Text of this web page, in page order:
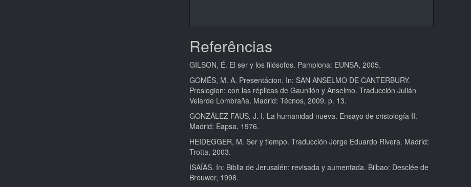
Referências
GILSON, É. El ser y los filósofos. Pamplona: EUNSA, 2005.
GOMÉS, M. A. Presentácion. In: SAN ANSELMO DE CANTERBURY.
Proslogion: con las réplicas de Gaunilón y Anselmo. Traducción Julián
Velarde Lombraña. Madrid: Técnos, 2009. p. 13.
GONZÁLEZ FAUS, J. I. La humanidad nueva. Ensayo de cristología II.
Madrid: Eapsa, 1976.
HEIDEGGER, M. Ser y tiempo. Traducción Jorge Eduardo Rivera. Madrid:
Trotta, 2003.
ISAÍAS. In: Biblia de Jerusalén: revisada y aumentada. Bilbao: Desclée de
Brouwer, 1998.